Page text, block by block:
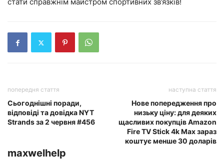
попередня стаття
Сьогоднішні поради,
відповіді та довідка NYT
Strands за 2 червня #456
наступна стаття
Нове попередження про
низьку ціну: для деяких
щасливих покупців Amazon
Fire TV Stick 4k Max зараз
коштує менше 30 доларів
maxwelhelp